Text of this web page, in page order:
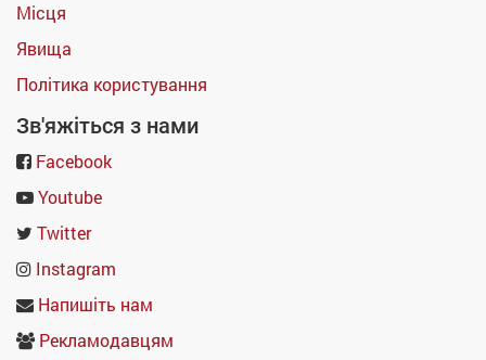
Місця
Явища
Політика користування
Зв'яжіться з нами
Facebook
Youtube
Twitter
Instagram
Напишіть нам
Рекламодавцям